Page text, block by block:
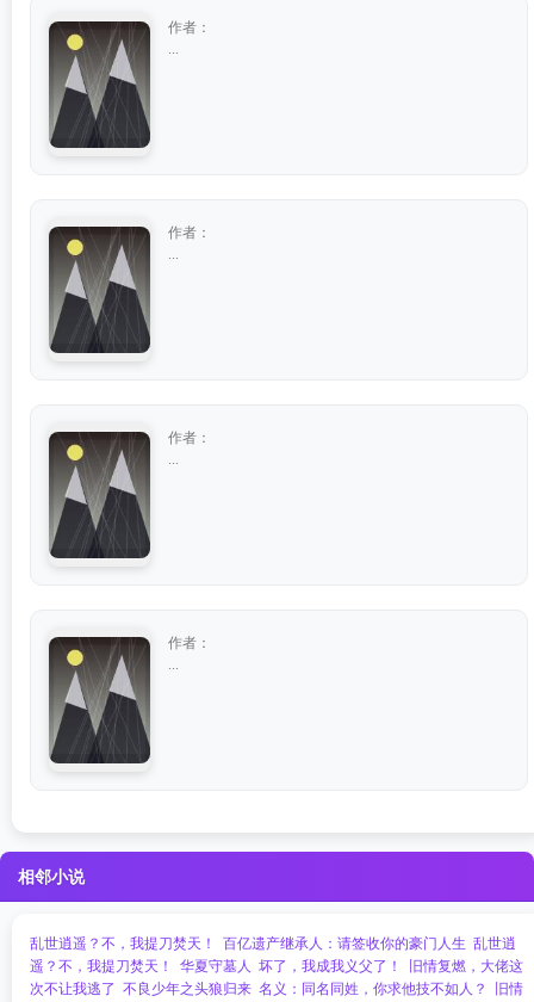
作者：
作者：
作者：
作者：
相邻小说
乱世逍遥？不，我提刀焚天！ 百亿遗产继承人：请签收你的豪门人生 乱世逍
遥？不，我提刀焚天！
华夏守墓人 坏了，我成我义父了！
旧情复燃，大佬这
次不让我逃了 不良少年之头狼归来 名义：同名同姓，你求他技不如人？
旧情